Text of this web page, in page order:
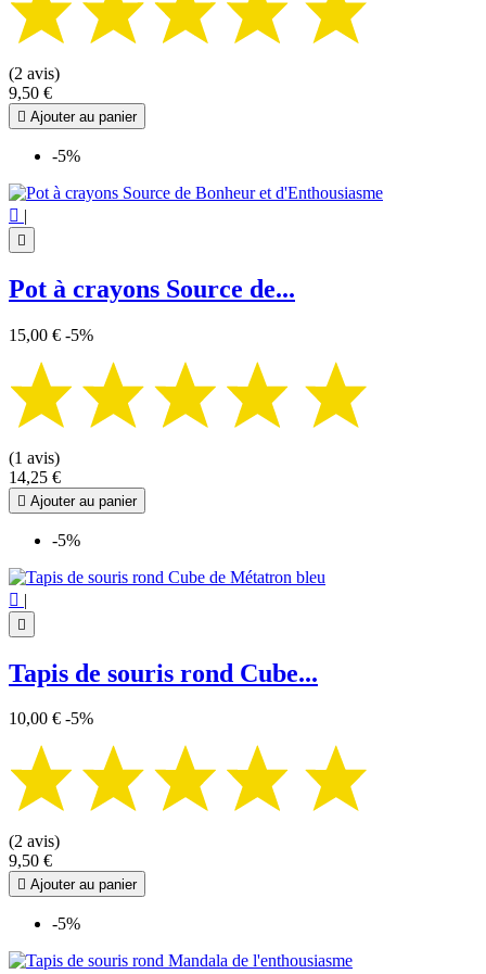
(2 avis)
9,50 €
 Ajouter au panier
-5%
 |

Pot à crayons Source de...
15,00 € -5%
(1 avis)
14,25 €
 Ajouter au panier
-5%
 |

Tapis de souris rond Cube...
10,00 € -5%
(2 avis)
9,50 €
 Ajouter au panier
-5%